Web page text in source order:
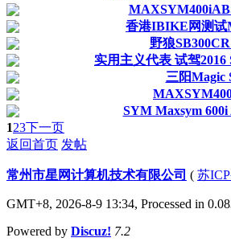
香港IBIKE网测试
野狼
实用主义代表 试驾
三阳Magic
SYM Maxsym 600i
123下一页
返回首页 发帖
常州市星网计算机技术有限公司 ( 苏
GMT+8, 2026-8-9 13:34, Processed in
Powered by Discuz! 7.2